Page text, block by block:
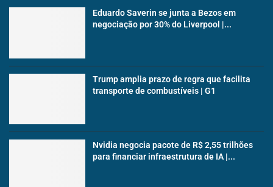
Eduardo Saverin se junta a Bezos em
negociação por 30% do Liverpool |...
Trump amplia prazo de regra que facilita
transporte de combustíveis | G1
Nvidia negocia pacote de R$ 2,55 trilhões
para financiar infraestrutura de IA |...